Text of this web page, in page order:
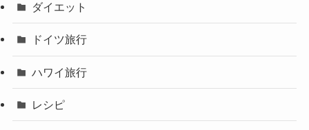
ダイエット
ドイツ旅行
ハワイ旅行
レシピ